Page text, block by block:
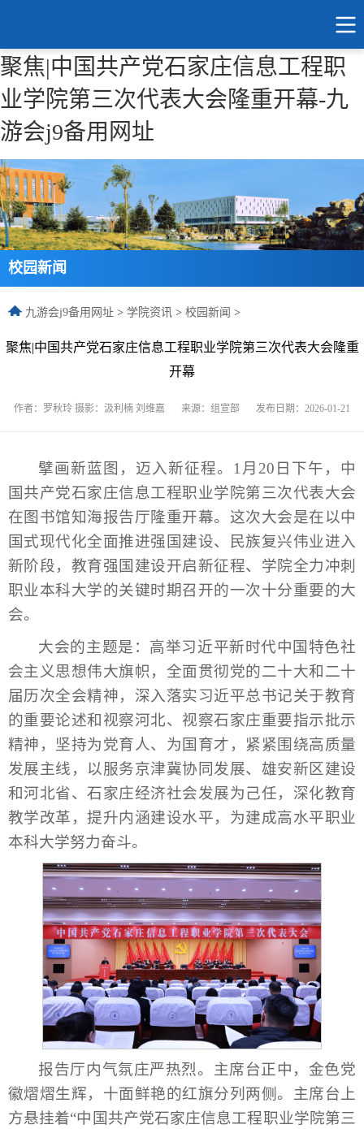
聚焦|中国共产党石家庄信息工程职
业学院第三次代表大会隆重开幕-九
游会j9备用网址
校园新闻
九游会j9备用网址 > 学院资讯 > 校园新闻 >
聚焦|中国共产党石家庄信息工程职业学院第三次代表大会隆重
开幕
作者：罗秋玲 摄影：汲利楠 刘维嘉 来源：组宣部 发布日期：2026-01-21
擘画新蓝图，迈入新征程。1月20日下午，中
国共产党石家庄信息工程职业学院第三次代表大会
在图书馆知海报告厅隆重开幕。这次大会是在以中
国式现代化全面推进强国建设、民族复兴伟业进入
新阶段，教育强国建设开启新征程、学院全力冲刺
职业本科大学的关键时期召开的一次十分重要的大
会。
大会的主题是：高举习近平新时代中国特色社
会主义思想伟大旗帜，全面贯彻党的二十大和二十
届历次全会精神，深入落实习近平总书记关于教育
的重要论述和视察河北、视察石家庄重要指示批示
精神，坚持为党育人、为国育才，紧紧围绕高质量
发展主线，以服务京津冀协同发展、雄安新区建设
和河北省、石家庄经济社会发展为己任，深化教育
教学改革，提升内涵建设水平，为建成高水平职业
本科大学努力奋斗。
报告厅内气氛庄严热烈。主席台正中，金色党
徽熠熠生辉，十面鲜艳的红旗分列两侧。主席台上
方悬挂着“中国共产党石家庄信息工程职业学院第三